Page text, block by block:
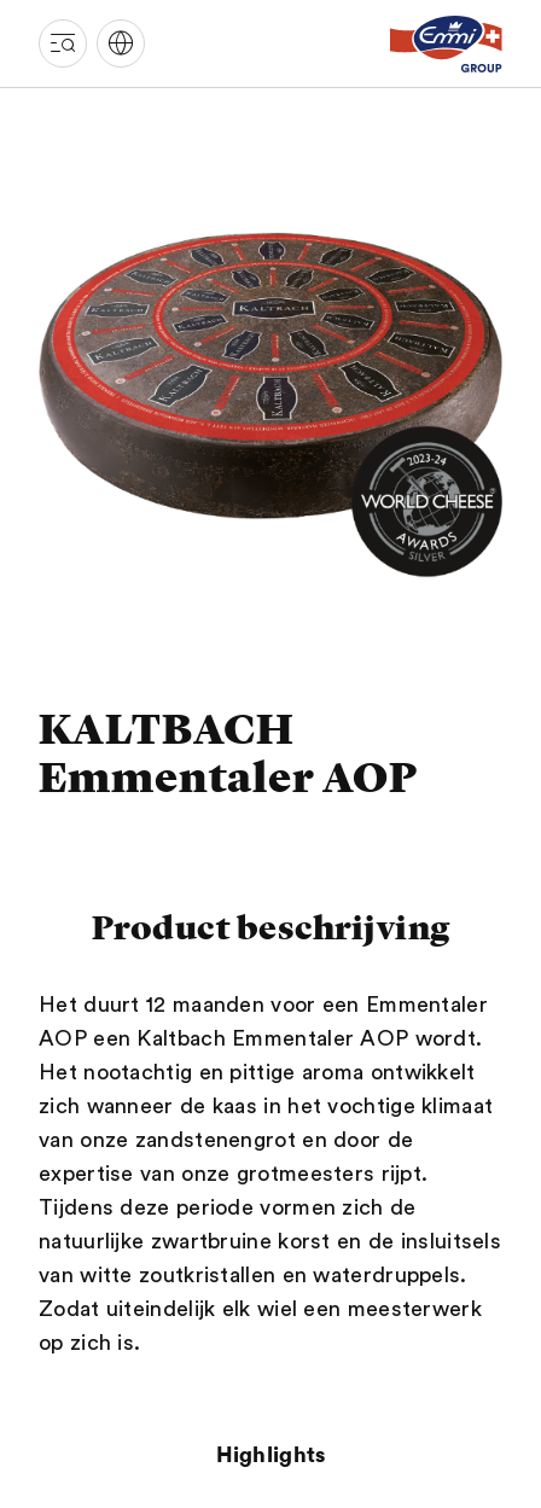
EMMI
GRUPPE
KALTBACH
Emmentaler AOP
Product beschrijving
Het duurt 12 maanden voor een Emmentaler
AOP een Kaltbach Emmentaler AOP wordt.
Het nootachtig en pittige aroma ontwikkelt
zich wanneer de kaas in het vochtige klimaat
van onze zandstenengrot en door de
expertise van onze grotmeesters rijpt.
Tijdens deze periode vormen zich de
natuurlijke zwartbruine korst en de insluitsels
van witte zoutkristallen en waterdruppels.
Zodat uiteindelijk elk wiel een meesterwerk
op zich is.
Highlights